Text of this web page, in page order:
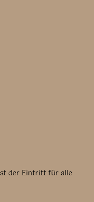
der Eintritt für alle